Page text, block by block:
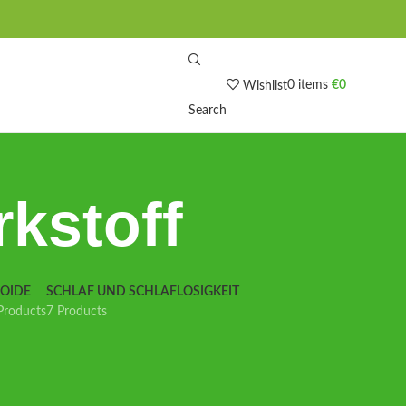
Search
Wishlist0 items €0
SCHLAF UND SCHLAFLOSIGKEIT
7 Products